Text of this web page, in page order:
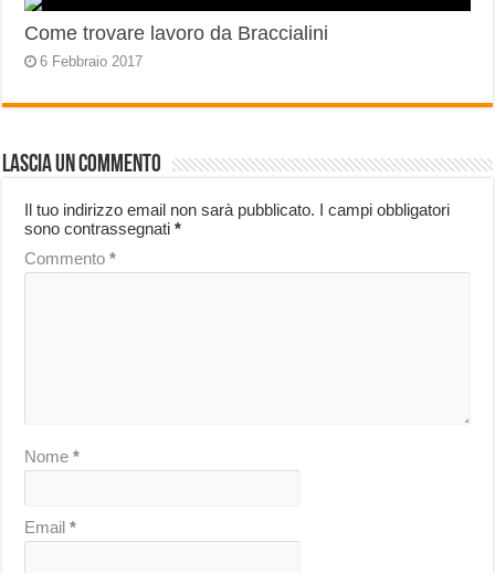
Come trovare lavoro da Braccialini
6 Febbraio 2017
Lascia un commento
Il tuo indirizzo email non sarà pubblicato. I campi obbligatori
sono contrassegnati*
Commento*
Nome*
Email*